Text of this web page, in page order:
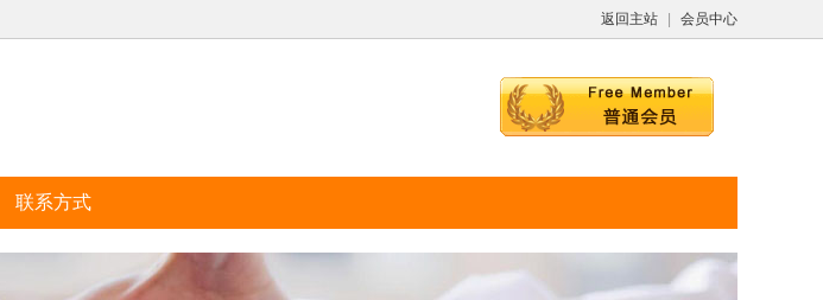
返回主站 会员中心
联系方式